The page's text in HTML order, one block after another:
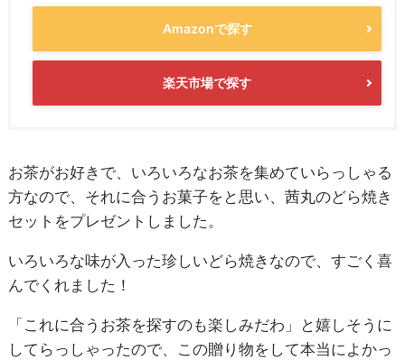
Amazonで探す
楽天市場で探す
お茶がお好きで、いろいろなお茶を集めていらっしゃる
方なので、それに合うお菓子をと思い、茜丸のどら焼き
セットをプレゼントしました。
いろいろな味が入った珍しいどら焼きなので、すごく喜
んでくれました！
「これに合うお茶を探すのも楽しみだわ」と嬉しそうに
してらっしゃったので、この贈り物をして本当によかっ